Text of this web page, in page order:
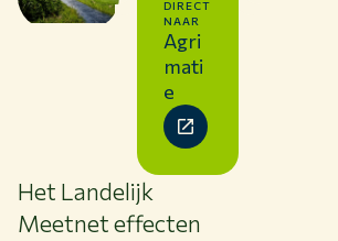
Samenwerken met WUR
HUIDIGE STUDENTEN
CONTACT
NL
Agri
mati
e
DIRECT
NAAR
Het Landelijk
Meetnet effecten